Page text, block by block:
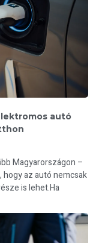
autó
Magyarországon –
hogy az autó nemcsak
is lehet.Ha